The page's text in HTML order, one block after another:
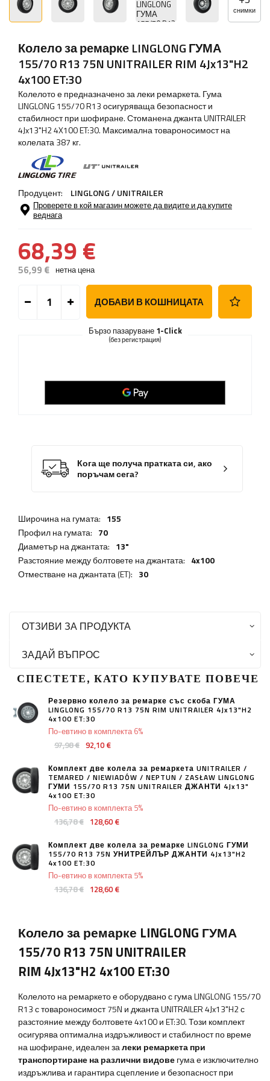
снимки
Колело за ремарке LINGLONG ГУМА
155/70 R13 75N UNITRAILER RIM 4Jx13"H2
4x100 ET:30
Колелото е предназначено за леки ремаркета. Гума
LINGLONG 155/70 R13 осигуряваща безопасност и
стабилност при шофиране. Стоманена джанта UNITRAILER
4Jx13"H2 4X100 ET:30. Максимална товароносимост на
колелата 387 кг.
Продуцент: LINGLONG / UNITRAILER
Проверете в кой магазин можете да видите и да купите
веднага
68,39 €
56,99 € нетна цена
ДОБАВИ В КОШНИЦАТА
Бързо пазаруване 1-Click
(без регистрация)
Кога ще получа пратката си, ако
поръчам сега?
Широчина на гумата: 155
Профил на гумата: 70
Диаметър на джантата: 13"
Разстояние между болтовете на джантата: 4x100
Отместване на джантата (ET): 30
ОТЗИВИ ЗА ПРОДУКТА
ЗАДАЙ ВЪПРОС
СПЕСТЕТЕ, КАТО КУПУВАТЕ ПОВЕЧЕ
Резервно колело за ремарке със скоба ГУМА
LINGLONG 155/70 R13 75N RIM UNITRAILER 4Jx13"H2
4x100 ET:30
97,98 € 92,10 €
По-евтино в комплекта 6%
Комплект две колела за ремаркета UNITRAILER /
TEMARED / NIEWIADÓW / NEPTUN / ZASŁAW LINGLONG
ГУМИ 155/70 R13 75N UNITRAILER ДЖАНТИ 4Jx13"
4x100 ET:30
136,78 € 128,60 €
По-евтино в комплекта 5%
Комплект две колела за ремарке LINGLONG ГУМИ
155/70 R13 75N УНИТРЕЙЛЪР ДЖАНТИ 4Jx13"H2
4x100 ET:30
136,78 € 128,60 €
По-евтино в комплекта 5%
Колело за ремарке LINGLONG ГУМА
155/70 R13 75N UNITRAILER
RIM 4Jx13"H2 4x100 ET:30
Колелото на ремаркето е оборудвано с гума LINGLONG 155/70
R13 с товароносимост 75N и джанта UNITRAILER 4Jx13"H2 с
разстояние между болтовете 4x100 и ET:30. Този комплект
осигурява оптимална издръжливост и стабилност по време
на шофиране, идеален залеки ремаркета при
транспортиране на различни видовегума е изключително
издръжлива и гарантирасцепление и безопасностпри